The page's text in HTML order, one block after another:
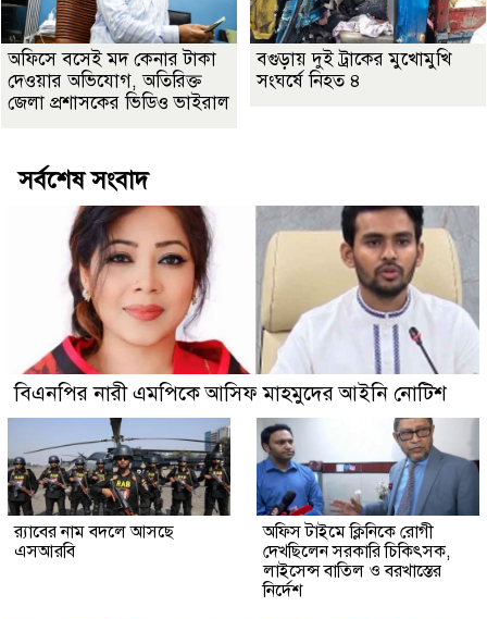
অফিসে বসেই মদ কেনার টাকা
দেওয়ার অভিযোগ, অতিরিক্ত
জেলা প্রশাসকের ভিডিও ভাইরাল
বগুড়ায় দুই ট্রাকের মুখোমুখি
সংঘর্ষে নিহত ৪
সর্বশেষ সংবাদ
বিএনপির নারী এমপিকে আসিফ মাহমুদের আইনি নোটিশ
র‍্যাবের নাম বদলে আসছে
এসআরবি
অফিস টাইমে ক্লিনিকে রোগী
দেখছিলেন সরকারি চিকিৎসক,
লাইসেন্স বাতিল ও বরখাস্তের
নির্দেশ